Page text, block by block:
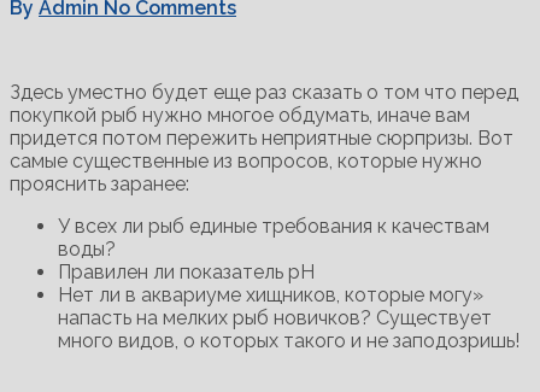
By Admin No Comments
Здесь уместно будет еще раз сказать о том что перед
покупкой рыб нужно многое обдумать, иначе вам
придется потом пережить неприятные сюрпризы. Вот
самые существенные из вопросов, которые нужно
прояснить заранее:
У всех ли рыб единые требования к качествам
воды?
Правилен ли показатель рН
Нет ли в аквариуме хищников, которые могу»
напасть на мелких рыб новичков? Существует
много видов, о которых такого и не заподозришь!